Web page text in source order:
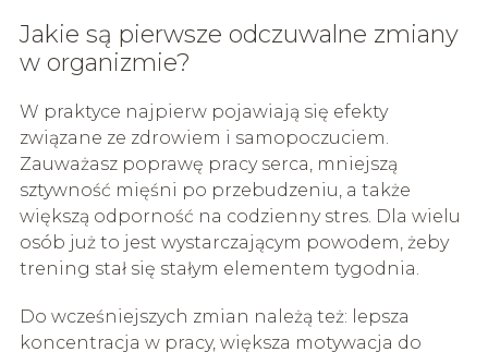
Jakie są pierwsze odczuwalne zmiany
w organizmie?
W praktyce najpierw pojawiają się efekty
związane ze zdrowiem i samopoczuciem.
Zauważasz poprawę pracy serca, mniejszą
sztywność mięśni po przebudzeniu, a także
większą odporność na codzienny stres. Dla wielu
osób już to jest wystarczającym powodem, żeby
trening stał się stałym elementem tygodnia.
Do wcześniejszych zmian należą też: lepsza
koncentracja w pracy, większa motywacja do